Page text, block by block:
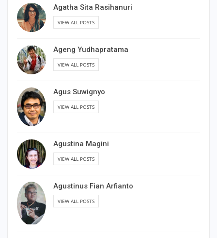
Agatha Sita Rasihanuri
VIEW ALL POSTS
Ageng Yudhapratama
VIEW ALL POSTS
Agus Suwignyo
VIEW ALL POSTS
Agustina Magini
VIEW ALL POSTS
Agustinus Fian Arfianto
VIEW ALL POSTS